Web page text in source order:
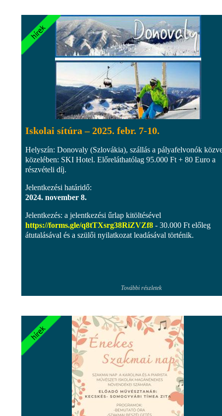
Iskolai sítúra – 2025. febr. 7-10.
Helyszín: Donovaly (Szlovákia), szállás a pályafelvonók
közelében: SKI Hotel. Előreláthatólag 95.000 Ft + 80 Euro a
részvételi díj.
Jelentkezési határidő:
2024. november 8.
Jelentkezés: a jelentkezési űrlap kitöltésével
https://forms.gle/q8tTXsrg38RiZVZf8 - 30.000 Ft előleg
átutalásával és a szülői nyilatkozat leadásával történik.
További részletek